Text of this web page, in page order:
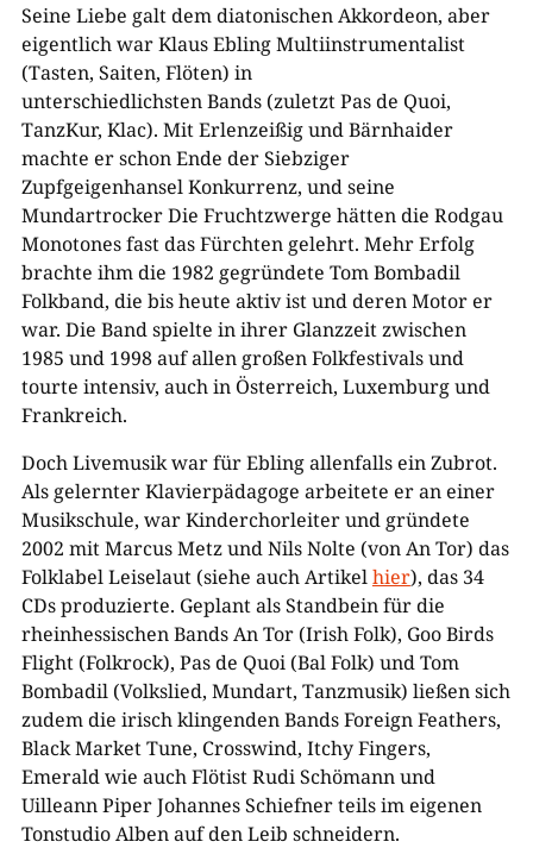
Seine Liebe galt dem diatonischen Akkordeon, aber
eigentlich war Klaus Ebling Multiinstrumentalist
(Tasten, Saiten, Flöten) in
unterschiedlichsten Bands (zuletzt Pas de Quoi,
TanzKur, Klac). Mit Erlenzeißig und Bärnhaider
machte er schon Ende der Siebziger
Zupfgeigenhansel Konkurrenz, und seine
Mundartrocker Die Fruchtzwerge hätten die Rodgau
Monotones fast das Fürchten gelehrt. Mehr Erfolg
brachte ihm die 1982 gegründete Tom Bombadil
Folkband, die bis heute aktiv ist und deren Motor er
war. Die Band spielte in ihrer Glanzzeit zwischen
1985 und 1998 auf allen großen Folkfestivals und
tourte intensiv, auch in Österreich, Luxemburg und
Frankreich.
Doch Livemusik war für Ebling allenfalls ein Zubrot.
Als gelernter Klavierpädagoge arbeitete er an einer
Musikschule, war Kinderchorleiter und gründete
2002 mit Marcus Metz und Nils Nolte (von An Tor) das
Folklabel Leiselaut (siehe auch Artikelhier), das 34
CDs produzierte. Geplant als Standbein für die
rheinhessischen Bands An Tor (Irish Folk), Goo Birds
Flight (Folkrock), Pas de Quoi (Bal Folk) und Tom
Bombadil (Volkslied, Mundart, Tanzmusik) ließen sich
zudem die irisch klingenden Bands Foreign Feathers,
Black Market Tune, Crosswind, Itchy Fingers,
Emerald wie auch Flötist Rudi Schömann und
Uilleann Piper Johannes Schiefner teils im eigenen
Tonstudio Alben auf den Leib schneidern.